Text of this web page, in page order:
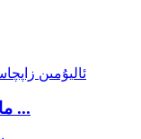
ماتور شامالدۇرغۇچ ئاليۇمىن ...